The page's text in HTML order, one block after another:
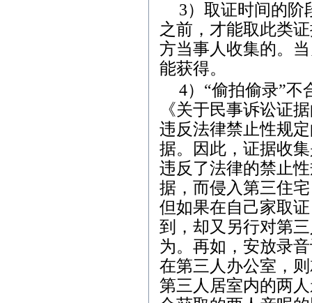
3）取证时间的阶
之前，才能取此类
方当事人收集的。
能获得。
4）“偷拍偷录”不
《关于民事诉讼证
违反法律禁止性规
据。因此，证据收
违反了法律的禁止
据，而侵入第三住
但如果在自己家取
到，却又另行对第
为。再如，安放录
在第三人办公室，
第三人居室内的两